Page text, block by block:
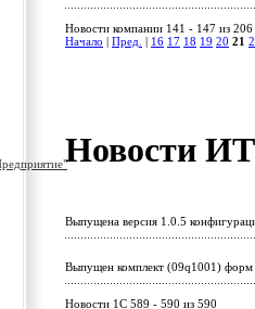
Новости компании 141 - 147 из 206
Начало
Пред. 16 17 18 19 20 21
Новости
Выпущена версия 1.0.5
Выпущен комплект (09q1001) форм
Новости 1C 589 - 590 из 590